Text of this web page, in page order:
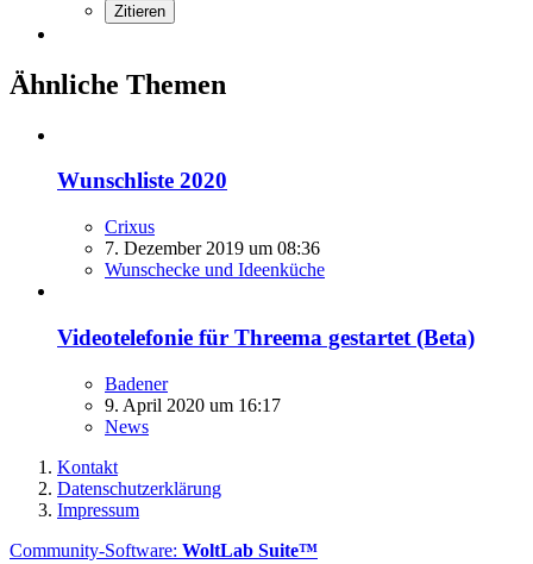
Zitieren
Ähnliche Themen
Wunschliste 2020
Crixus
7. Dezember 2019 um 08:36
Wunschecke und Ideenküche
Videotelefonie für Threema gestartet (Beta)
Badener
9. April 2020 um 16:17
News
Kontakt
Datenschutzerklärung
Impressum
Community-Software: WoltLab Suite™